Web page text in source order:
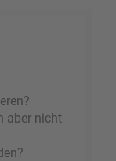
aber nicht